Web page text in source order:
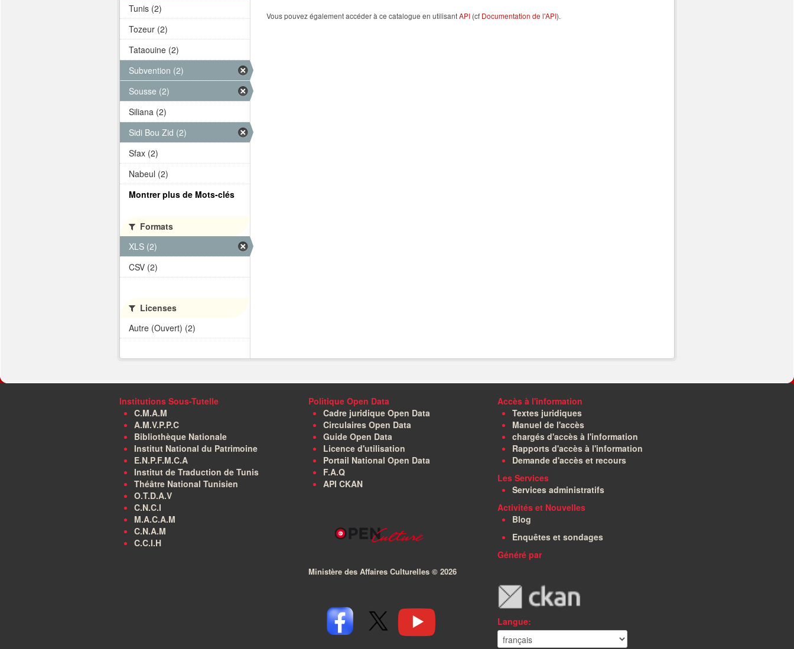
Vous pouvez également accéder à ce catalogue en utilisantAPI (cf Documentation de l'API).
Tunis (2)
Tozeur (2)
Tataouine (2)
Subvention (2)
Sousse (2)
Siliana (2)
Sidi Bou Zid (2)
Sfax (2)
Nabeul (2)
Montrer plus de Mots-clés
Formats
XLS (2)
CSV (2)
Licenses
Autre (Ouvert) (2)
Institutions Sous-Tutelle
C.M.A.M
A.M.V.P.P.C
Bibliothèque Nationale
Institut National du Patrimoine
E.N.P.F.M.C.A
Institut de Traduction de Tunis
Théâtre National Tunisien
O.T.D.A.V
C.N.C.I
M.A.C.A.M
C.N.A.M
C.C.I.H
Politique Open Data
Cadre juridique Open Data
Circulaires Open Data
Guide Open Data
Licence d'utilisation
Portail National Open Data
F.A.Q
API CKAN
Ministère des Affaires Culturelles © 2026
Accès à l'information
Textes juridiques
Manuel de l'accès
chargés d'accès à l'information
Rapports d'accès à l'information
Demande d'accès et recours
Les Services
Services administratifs
Activités et Nouvelles
Blog
Enquêtes et sondages
Généré par
Langue